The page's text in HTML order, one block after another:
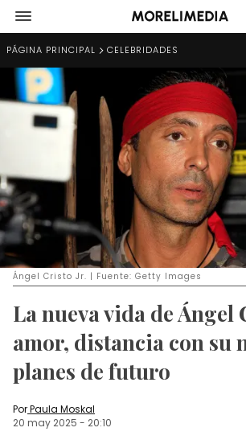
PÁGINA PRINCIPAL CELEBRIDADES
Ángel Cristo Jr. | Fuente: Getty Images
La nueva vida de Ángel
amor, distancia con su
planes de futuro
PorPaula Moskal
20 may 2025 - 20:10